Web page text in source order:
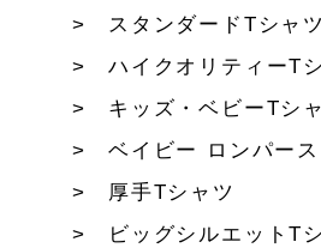
スタンダードTシャツ
ハイクオリティーT
キッズ・ベビーTシ
ベイビー ロンパース
厚手Tシャツ
ビッグシルエットT